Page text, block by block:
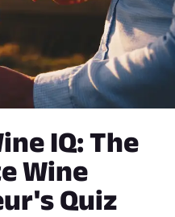
IQ: The
Wine
Quiz